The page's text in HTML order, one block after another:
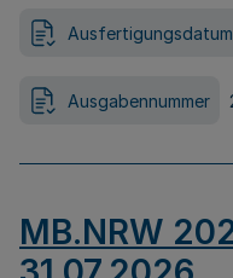
Ausfertigungsdatum
Ausgabennummer
MB.NRW